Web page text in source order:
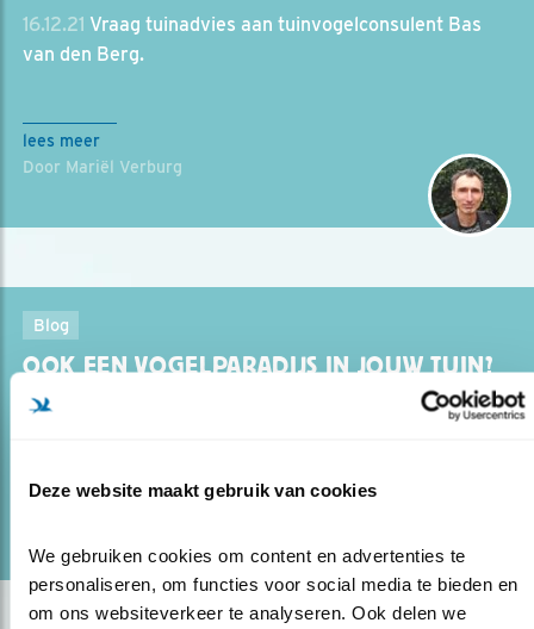
Deze website maakt gebruik van cookies
We gebruiken cookies om content en advertenties te
personaliseren, om functies voor social media te bieden en
om ons websiteverkeer te analyseren. Ook delen we
16.12.21 Vraag tuinadvies aan tuinvogelconsulent Bas
van den Berg.
lees meer
Door Mariël Verburg
Blog
OOK EEN VOGELPARADIJS IN JOUW TUIN?
26.11.21
lees meer